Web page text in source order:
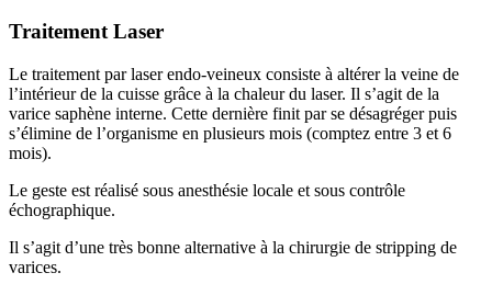
Traitement Laser
Le traitement par laser endo-veineux consiste à altérer la veine de
l’intérieur de la cuisse grâce à la chaleur du laser. Il s’agit de la
varice saphène interne. Cette dernière finit par se désagréger puis
s’élimine de l’organisme en plusieurs mois (comptez entre 3 et 6
mois).
Le geste est réalisé sous anesthésie locale et sous contrôle
échographique.
Il s’agit d’une très bonne alternative à la chirurgie de stripping de
varices.